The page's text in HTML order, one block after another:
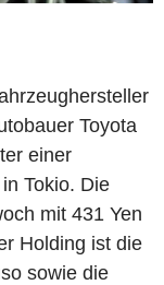
Toyota
einer
Tokio. Die
mit 431 Yen
Holding ist die
sowie die